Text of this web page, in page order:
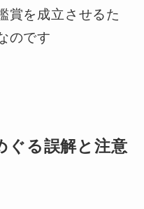
賞を成立させるた
のです
ぐる誤解と注意